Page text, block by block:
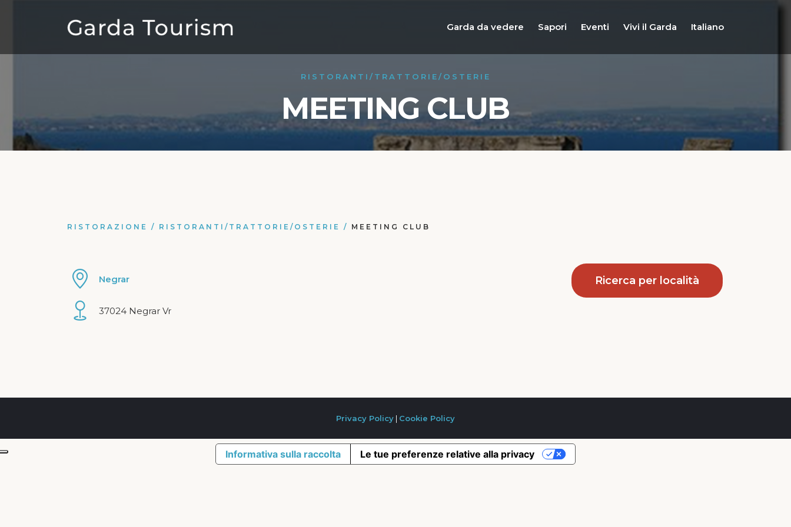
Garda da vedere Sapori Eventi Vivi il Garda Italiano
RISTORANTI/TRATTORIE/OSTERIE
MEETING CLUB
RISTORAZIONE / RISTORANTI/TRATTORIE/OSTERIE / MEETING CLUB
Negrar
37024 Negrar Vr
Ricerca per località
Privacy Policy | Cookie Policy
Informativa sulla raccolta Le tue preferenze relative alla privacy